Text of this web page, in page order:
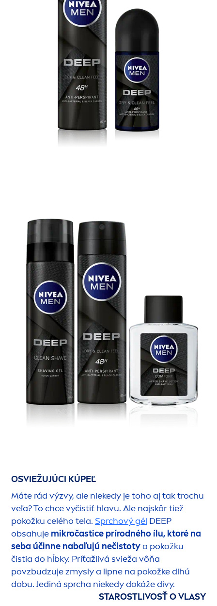
OSVIEŽUJÚCI KÚPEĽ
Máte rád výzvy, ale niekedy je toho aj tak trochu
veľa? To chce vyčistiť hlavu. Ale najskôr tiež
pokožku celého tela. Sprchový gél DEEP
obsahuje mikročastice prírodného ílu, ktoré na
seba účinne nabaľujú nečistotya pokožku
čistia do hĺbky. Príťažlivá svieža vôňa
povzbudzuje zmysly a lipne na pokožke dlhú
dobu. Jediná sprcha niekedy dokáže divy.
STAROSTLIVOSŤ O VLASY